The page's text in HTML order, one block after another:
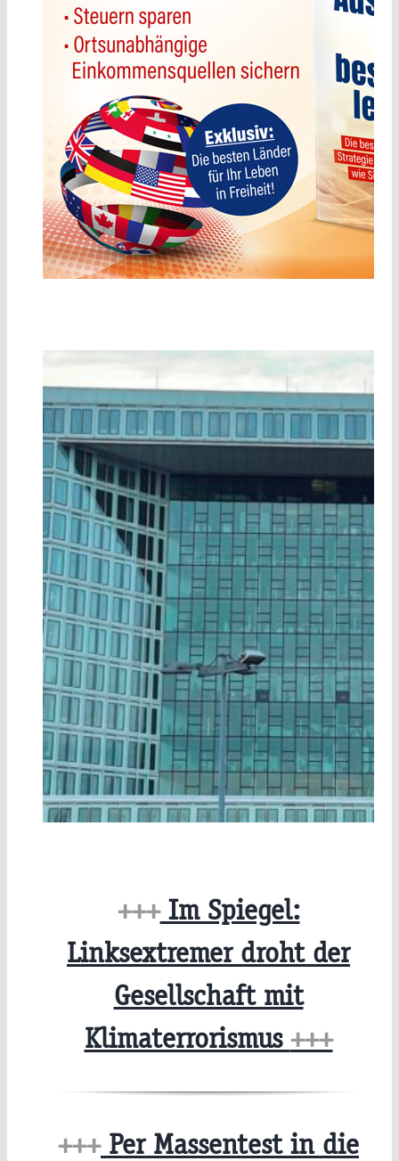
+++Im Spiegel:
Linksextremer droht der
Gesellschaft mit
Klimaterrorismus +++
+++Per Massentest in die